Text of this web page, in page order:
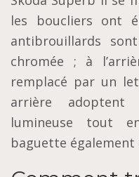
les boucliers ont
antibrouillards
chromée ; à
remplacé par un
arrière adoptent
lumineuse tout
baguette également